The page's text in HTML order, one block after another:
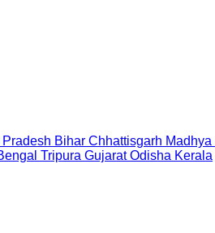
Pradesh Bihar Chhattisgarh
Tripura Gujarat Odisha Kerala